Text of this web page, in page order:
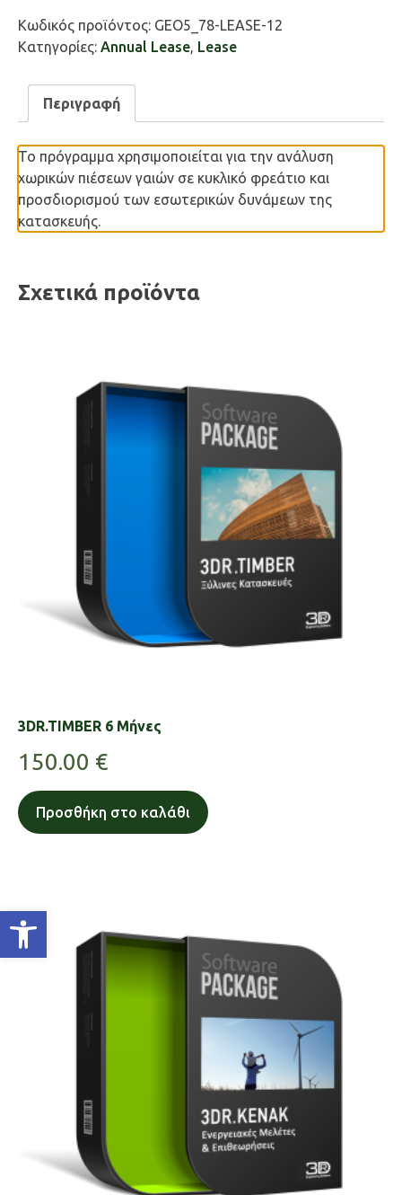
Ανοίξτε τη γραμμή εργαλείων
Κωδικός προϊόντος: GEO5_78-LEASE-12
Κατηγορίες: Annual Lease, Lease
Περιγραφή
Το πρόγραμμα χρησιμοποιείται για την ανάλυση
χωρικών πιέσεων γαιών σε κυκλικό φρεάτιο και
προσδιορισμού των εσωτερικών δυνάμεων της
κατασκευής.
Σχετικά προϊόντα
3DR.TIMBER 6 Μήνες
150.00 €
Προσθήκη στο καλάθι